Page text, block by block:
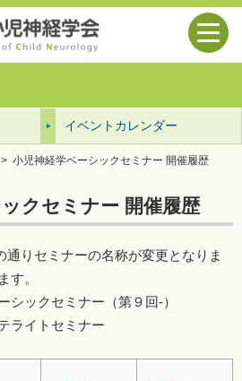
イベントカレンダー
> 小児神経学ベーシックセミナー 開催履歴
クセミナー 開催履歴
通りセミナーの名称が変更となりま
す。
シックセミナー（第９回-）
ライトセミナー